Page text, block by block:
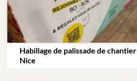
Habillage de palissade de chantier
Nice